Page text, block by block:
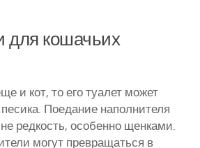
для кошачьих
и кот, то его туалет может
Поедание наполнителя
редкость, особенно щенками.
могут превращаться в